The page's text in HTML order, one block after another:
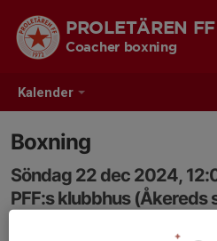
Kalender
PROLETÄREN FF
Coacher boxning
Boxning
Söndag 22 dec 2024,
PFF:s klubbhus (Åkereds